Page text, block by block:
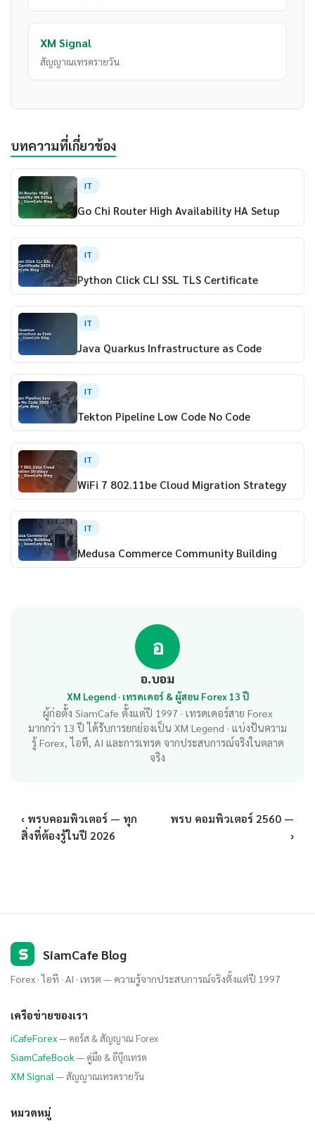
XM Signal
สัญญาณเทรดรายวัน
บทความที่เกี่ยวข้อง
IT
Go Chi Router High Availability HA Setup
IT
Python Click CLI SSL TLS Certificate
IT
Java Quarkus Infrastructure as Code
IT
Tekton Pipeline Low Code No Code
IT
WiFi 7 802.11be Cloud Migration Strategy
IT
Medusa Commerce Community Building
อ
อ.บอม
XM Legend · เทรดเดอร์ & ผู้สอน Forex 13 ปี
ผู้ก่อตั้ง SiamCafe ตั้งแต่ปี 1997 · เทรดเดอร์สาย Forex
มากกว่า 13 ปี ได้รับการยกย่องเป็น XM Legend · แบ่งปันความ
รู้ Forex, ไอที, AI และการเทรด จากประสบการณ์จริงในตลาด
จริง
‹ พรบคอมพิวเตอร์ — ทุก
สิ่งที่ต้องรู้ในปี 2026
พรบ คอมพิวเตอร์ 2560 —
›
S SiamCafe Blog
Forex · ไอที · AI · เทรด — ความรู้จากประสบการณ์จริงตั้งแต่ปี 1997
เครือข่ายของเรา
iCafeForex— คอร์ส & สัญญาณ Forex
SiamCafeBook— คู่มือ & อีบุ๊กเทรด
XM Signal — สัญญาณเทรดรายวัน
หมวดหมู่